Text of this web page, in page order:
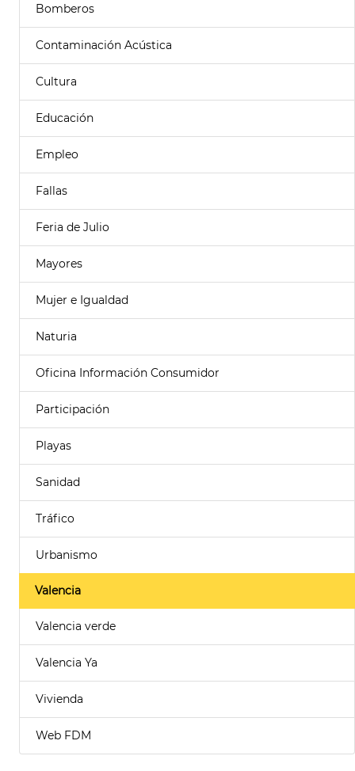
Bomberos
Contaminación Acústica
Cultura
Educación
Empleo
Fallas
Feria de Julio
Mayores
Mujer e Igualdad
Naturia
Oficina Información Consumidor
Participación
Playas
Sanidad
Tráfico
Urbanismo
Valencia
Valencia verde
Valencia Ya
Vivienda
Web FDM